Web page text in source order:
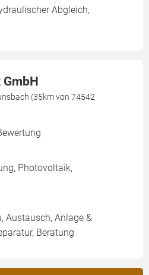
Abgleich,
(35km von 74542
Photovoltaik,
Austausch, Anlage &
Beratung